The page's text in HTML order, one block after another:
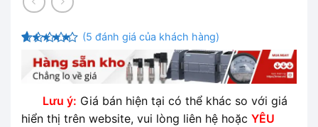
trên 5
dựa trên
đánh giá
(5 đánh giá của khách hàng)
Lưu ý: Giá bán hiện tại có thể khác so với giá
hiển thị trên website, vui lòng liên hệ hoặc YÊU